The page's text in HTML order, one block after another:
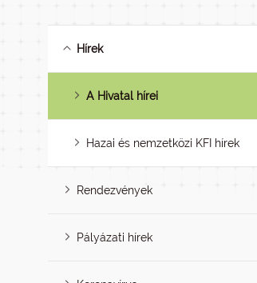
Hírek
A Hivatal hírei
Hazai és nemzetközi KFI hírek
Rendezvények
Pályázati hírek